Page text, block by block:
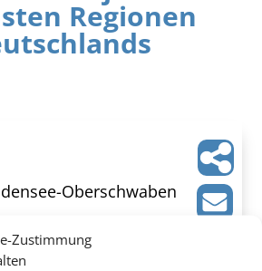
Zustimmung
Regionen
Oberschwaben